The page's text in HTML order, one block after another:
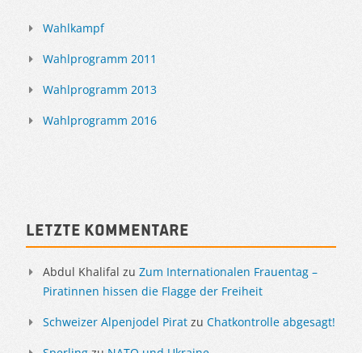
Wahlkampf
Wahlprogramm 2011
Wahlprogramm 2013
Wahlprogramm 2016
Letzte Kommentare
Abdul Khalifal zu Zum Internationalen Frauentag –
Piratinnen hissen die Flagge der Freiheit
Schweizer Alpenjodel Pirat zu Chatkontrolle abgesagt!